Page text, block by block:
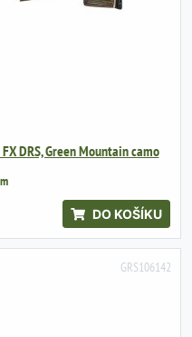
DRS, Green Mountain camo
DO KOŠÍKU
GRS106142